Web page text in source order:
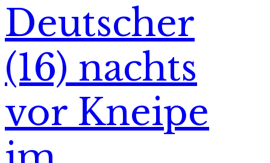
Deutscher
(16) nachts
vor Kneipe